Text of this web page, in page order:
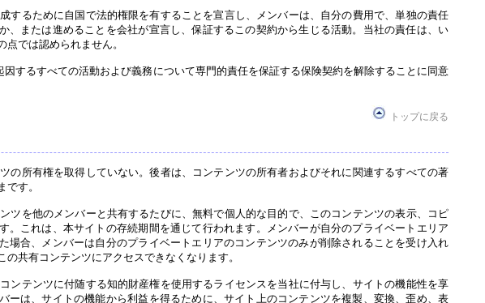
するために自国で法的権限を有することを宣言し、メンバーは、自分の費用で、単独の責任
、または進めることを会社が宣言し、保証するこの契約から生じる活動。当社の責任は、い
では認められません。
因するすべての活動および義務について専門的責任を保証する保険契約を解除することに同意
トップに戻る
の所有権を取得していない。後者は、コンテンツの所有者およびそれに関連するすべての著
す。
ツを他のメンバーと共有するたびに、無料で個人的な目的で、このコンテンツの表示、コピ
。これは、本サイトの存続期間を通じて行われます。メンバーが自分のプライベートエリア
場合、メンバーは自分のプライベートエリアのコンテンツのみが削除されることを受け入れ
の共有コンテンツにアクセスできなくなります。
ンテンツに付随する知的財産権を使用するライセンスを当社に付与し、サイトの機能性を享
ーは、サイトの機能から利益を得るために、サイト上のコンテンツを複製、変換、歪め、表